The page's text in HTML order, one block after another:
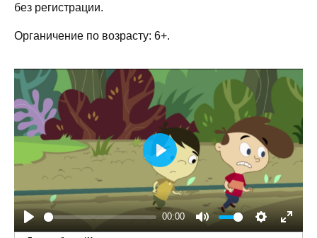
без регистрации.
Органичение по возрасту: 6+.
Play
00:00
Mute Settings
Enter
Play